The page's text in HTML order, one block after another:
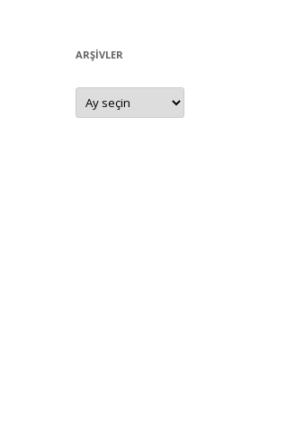
ARŞIVLER
Arşivler